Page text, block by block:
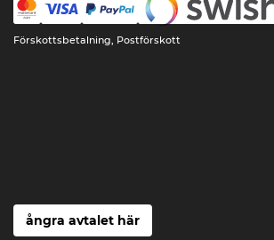
Förskottsbetalning, Postförskott
ångra avtalet här